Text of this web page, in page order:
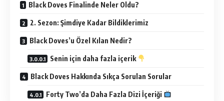
Black Doves Finalinde Neler Oldu?
2. Sezon: Şimdiye Kadar Bildiklerimiz
Black Doves’u Özel Kılan Nedir?
Senin için daha fazla içerik
Black Doves Hakkında Sıkça Sorulan Sorular
Forty Two’da Daha Fazla Dizi İçeriği